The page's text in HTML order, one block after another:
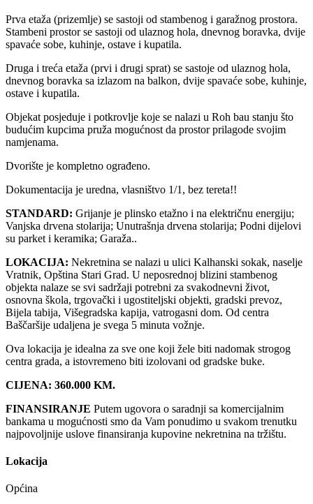
Prva etaža (prizemlje) se sastoji od stambenog i garažnog prostora.
Stambeni prostor se sastoji od ulaznog hola, dnevnog boravka, dvije
spavaće sobe, kuhinje, ostave i kupatila.
Druga i treća etaža (prvi i drugi sprat) se sastoje od ulaznog hola,
dnevnog boravka sa izlazom na balkon, dvije spavaće sobe, kuhinje,
ostave i kupatila.
Objekat posjeduje i potkrovlje koje se nalazi u Roh bau stanju što
budućim kupcima pruža mogućnost da prostor prilagode svojim
namjenama.
Dvorište je kompletno ograđeno.
Dokumentacija je uredna, vlasništvo 1/1, bez tereta!!
STANDARD: Grijanje je plinsko etažno i na električnu energiju;
Vanjska drvena stolarija; Unutrašnja drvena stolarija; Podni dijelovi
su parket i keramika; Garaža..
LOKACIJA: Nekretnina se nalazi u ulici Kalhanski sokak, naselje
Vratnik, Opština Stari Grad. U neposrednoj blizini stambenog
objekta nalaze se svi sadržaji potrebni za svakodnevni život,
osnovna škola, trgovački i ugostiteljski objekti, gradski prevoz,
Bijela tabija, Višegradska kapija, vatrogasni dom. Od centra
Baščaršije udaljena je svega 5 minuta vožnje.
Ova lokacija je idealna za sve one koji žele biti nadomak strogog
centra grada, a istovremeno biti izolovani od gradske buke.
CIJENA: 360.000 KM.
FINANSIRANJE Putem ugovora o saradnji sa komercijalnim
bankama u mogućnosti smo da Vam ponudimo u svakom trenutku
najpovoljnije uslove finansiranja kupovine nekretnina na tržištu.
Lokacija
Općina